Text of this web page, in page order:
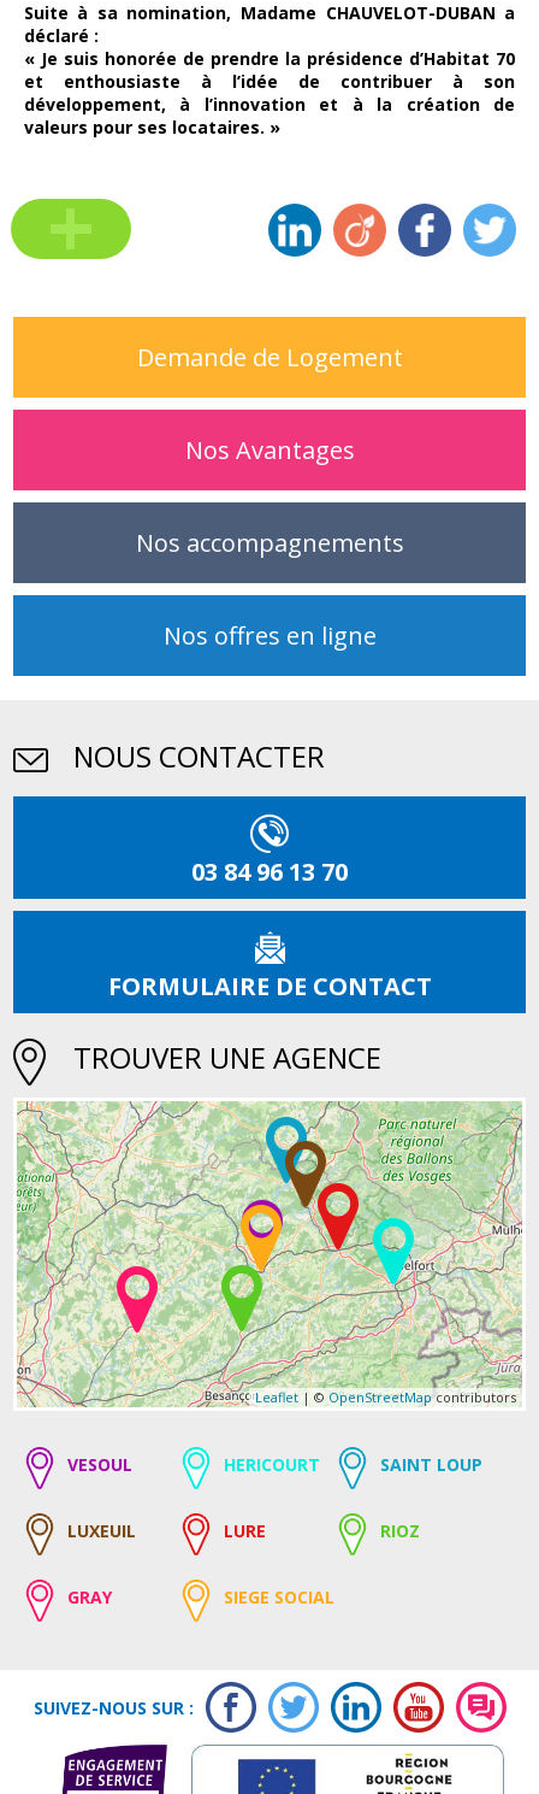
Suite à sa nomination, Madame CHAUVELOT-DUBAN a
déclaré :
« Je suis honorée de prendre la présidence d’Habitat 70
et enthousiaste à l’idée de contribuer à son
développement, à l’innovation et à la création de
valeurs pour ses locataires. »
Voir toutes
les actus
Demande de Logement
Nos Avantages
Nos accompagnements
Nos offres en ligne
NOUS CONTACTER
03 84 96 13 70
FORMULAIRE DE CONTACT
TROUVER UNE AGENCE
Leaflet| © OpenStreetMapcontributors
VESOUL HERICOURT SAINT LOUP
LUXEUIL LURE RIOZ
GRAY SIEGE SOCIAL
SUIVEZ-NOUS SUR :